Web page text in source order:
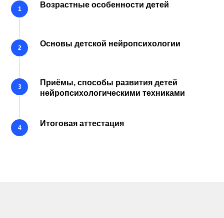
Возрастные особенности детей
Основы детской нейропсихологии
Приёмы, способы развития детей
нейропсихологическими техниками
Итоговая аттестация